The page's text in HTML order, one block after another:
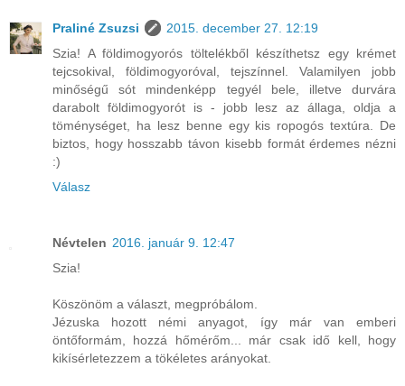
Praliné Zsuzsi
2015. december 27. 12:19
Szia! A földimogyorós töltelékből készíthetsz egy krémet
tejcsokival, földimogyoróval, tejszínnel. Valamilyen jobb
minőségű sót mindenképp tegyél bele, illetve durvára
darabolt földimogyorót is - jobb lesz az állaga, oldja a
töménységet, ha lesz benne egy kis ropogós textúra. De
biztos, hogy hosszabb távon kisebb formát érdemes nézni
:)
Válasz
Névtelen 2016. január 9. 12:47
Szia!
Köszönöm a választ, megpróbálom.
Jézuska hozott némi anyagot, így már van emberi
öntőformám, hozzá hőmérőm... már csak idő kell, hogy
kikísérletezzem a tökéletes arányokat.